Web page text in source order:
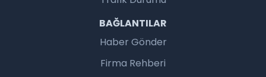
BAĞLANTILAR
Haber Gönder
Firma Rehberi